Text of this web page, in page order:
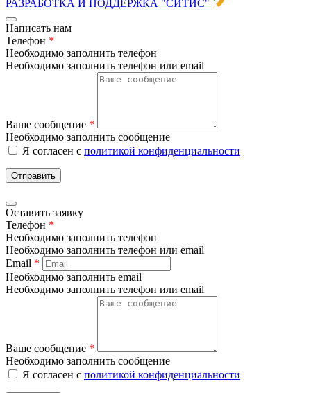
РАЗРАБОТКА И ПОДДЕРЖКА "СИТИС"
Написать нам
Телефон *
Необходимо заполнить телефон
Необходимо заполнить телефон или email
Ваше сообщение *
Необходимо заполнить сообщение
Я согласен с политикой конфиденциальности
Отправить
Оставить заявку
Телефон *
Необходимо заполнить телефон
Необходимо заполнить телефон или email
Email *
Необходимо заполнить email
Необходимо заполнить телефон или email
Ваше сообщение *
Необходимо заполнить сообщение
Я согласен с политикой конфиденциальности